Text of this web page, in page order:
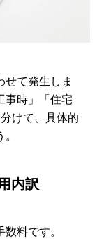
せて発生しま
事時」「住宅
けて、具体的
内訳
料です。